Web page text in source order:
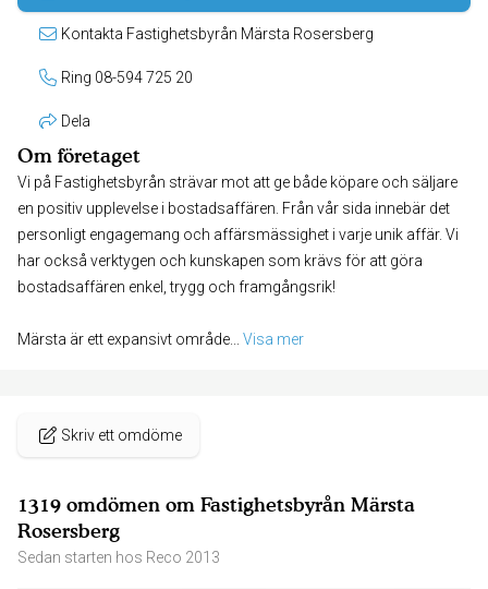
Kontakta Fastighetsbyrån Märsta Rosersberg
Ring 08-594 725 20
Dela
Om företaget
Vi på Fastighetsbyrån strävar mot att ge både köpare och säljare
en positiv upplevelse i bostadsaffären. Från vår sida innebär det
personligt engagemang och affärsmässighet i varje unik affär. Vi
har också verktygen och kunskapen som krävs för att göra
bostadsaffären enkel, trygg och framgångsrik!
Märsta är ett expansivt område Visa mer
Skriv ett omdöme
1319 omdömen om Fastighetsbyrån Märsta
Rosersberg
Sedan starten hos Reco 2013